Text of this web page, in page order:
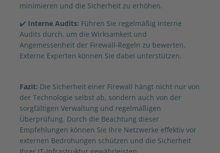
minimieren und die Sicherheit zu erhöhen.
✔️ Interne Audits: Führen Sie regelmäßig interne
Audits durch, um die Wirksamkeit und
Angemessenheit der Firewall-Regeln zu bewerten.
Externe Experten können Sie dabei unterstützen.
Fazit: Die Sicherheit einer Firewall hängt nicht nur von
der Technologie selbst ab, sondern auch von der
sorgfältigen Verwaltung und regelmäßigen
Überprüfung. Durch die Beachtung dieser
Empfehlungen können Sie Ihre Netzwerke effektiv vor
externen Bedrohungen schützen und die Sicherheit